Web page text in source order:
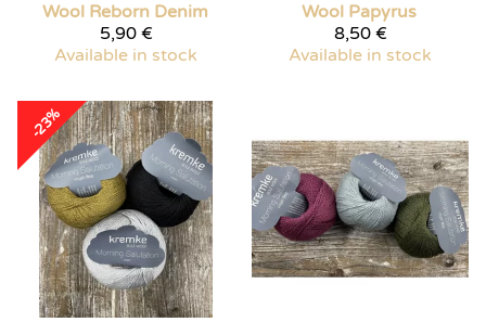
Wool Reborn Denim
5,90 €
Available in stock
Wool Papyrus
8,50 €
Available in stock
-23%